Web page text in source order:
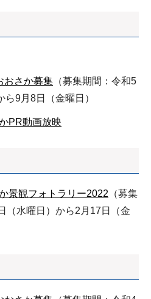
おさか募集 （募集期間：令和5
9月8日（金曜日）
PR動画放映
景観フォトラリー2022 （募集
（水曜日）から2月17日（金